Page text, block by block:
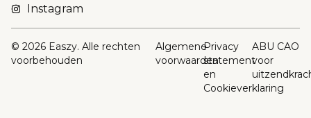
Instagram
© 2026 Easzy. Alle rechten
voorbehouden
Algemene
voorwaarden
Privacy
statement
en
Cookieverklaring
ABU CAO
voor